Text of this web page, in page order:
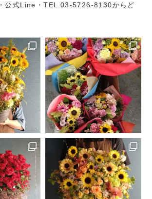
・公式Line ・TEL 03-5726-8130からど